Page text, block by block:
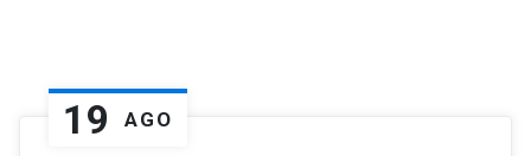
19 AGO